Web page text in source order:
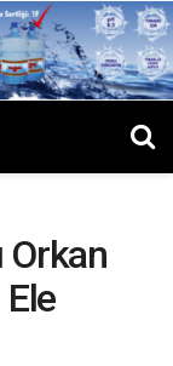
Orkan
Ele